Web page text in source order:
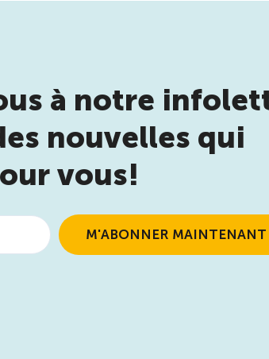
à notre
nouvelles qui
vous!